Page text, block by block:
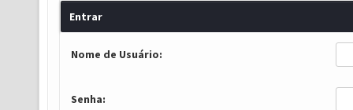
Entrar
Nome de Usuário:
Senha: